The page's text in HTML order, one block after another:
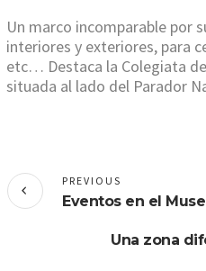
Un marco incomparable por
interiores y exteriores, para
etc… Destaca la Colegiata
situada al lado del Parador
Eventos en el
PREVIOUS
Una zona